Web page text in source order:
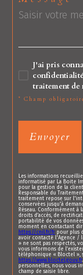
J'ai pris
traitement de
* Champ
Envoyer
Les informations
informatisé par La Boite
pour la gestion de la
Responsable du
traitement repose sur
conservées jusqu'à
Réseau. Conformément
droits d’accès, de
portabilité de vos
moment en contactant
https://cnil.fr/fr pour plus
avoir contacté l'Agence /
» ne sont pas respectés,
vous informons de
téléphonique « Bloctel »,
https://www.bloctel.gouv.fr
personnelles, nous vous
champ de saisie libre.